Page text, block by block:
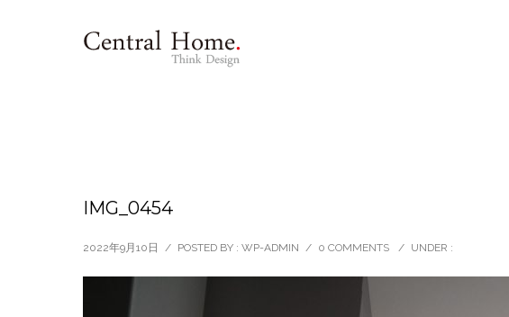
IMG_0454
2022年9月10日 / POSTED BY : WP-ADMIN / 0 COMMENTS / UNDER :